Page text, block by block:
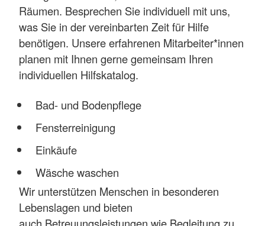
Räumen. Besprechen Sie individuell mit uns,
was Sie in der vereinbarten Zeit für Hilfe
benötigen. Unsere erfahrenen Mitarbeiter*innen
planen mit Ihnen gerne gemeinsam Ihren
individuellen Hilfskatalog.
Bad- und Bodenpflege
Fensterreinigung
Einkäufe
Wäsche waschen
Wir unterstützen Menschen in besonderen
Lebenslagen und bieten